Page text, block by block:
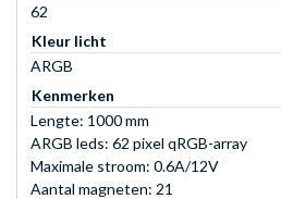
62
Kleur licht
ARGB
Kenmerken
Lengte: 1000 mm
ARGB leds: 62 pixel qRGB-array
Maximale stroom: 0.6A/12V
Aantal magneten: 21